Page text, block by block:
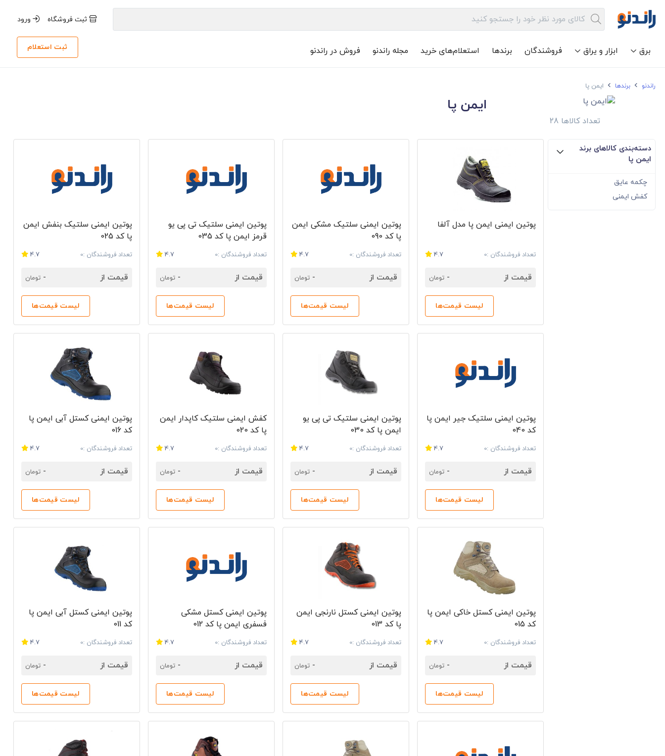
ثبت فروشگاه ورود
برق ابزار و یراق فروشندگان برندها استعلام‌های خرید مجله راندنو فروش در راندنو ثبت استعلام
راندنو برندها ایمن پا
تعداد کالاها 28
ایمن پا
دسته‌بندی کالاهای برند
ایمن پا
چکمه عایق
کفش ایمنی
پوتین ایمنی ایمن پا مدل آلفا
تعداد فروشندگان :0 4.7
قیمت از - تومان
لیست قیمت‌ها
پوتین ایمنی سلتیک مشکی ایمن
پا کد 090
تعداد فروشندگان :0 4.7
قیمت از - تومان
لیست قیمت‌ها
پوتین ایمنی سلتیک تی پی یو
قرمز ایمن پا کد 035
تعداد فروشندگان :0 4.7
قیمت از - تومان
لیست قیمت‌ها
پوتین ایمنی سلتیک بنفش ایمن
پا کد 025
تعداد فروشندگان :0 4.7
قیمت از - تومان
لیست قیمت‌ها
پوتین ایمنی سلتیک جیر ایمن پا
کد 040
تعداد فروشندگان :0 4.7
قیمت از - تومان
لیست قیمت‌ها
پوتین ایمنی سلتیک تی پی یو
ایمن پا کد 030
تعداد فروشندگان :0 4.7
قیمت از - تومان
لیست قیمت‌ها
کفش ایمنی سلتیک کاپدار ایمن
پا کد 020
تعداد فروشندگان :0 4.7
قیمت از - تومان
لیست قیمت‌ها
پوتین ایمنی کستل آبی ایمن پا
کد 016
تعداد فروشندگان :0 4.7
قیمت از - تومان
لیست قیمت‌ها
پوتین ایمنی کستل خاکی ایمن پا
کد 015
تعداد فروشندگان :0 4.7
قیمت از - تومان
لیست قیمت‌ها
پوتین ایمنی کستل نارنجی ایمن
پا کد 013
تعداد فروشندگان :0 4.7
قیمت از - تومان
لیست قیمت‌ها
پوتین ایمنی کستل مشکی
فسفری ایمن پا کد 012
تعداد فروشندگان :0 4.7
قیمت از - تومان
لیست قیمت‌ها
پوتین ایمنی کستل آبی ایمن پا
کد 011
تعداد فروشندگان :0 4.7
قیمت از - تومان
لیست قیمت‌ها